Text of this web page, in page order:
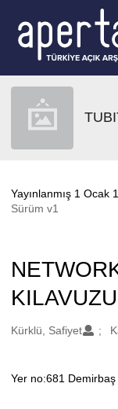
Yayınlanmış 1 Ocak
Sürüm v1
KILAVUZU
Oluşturanlar
Kürklü, Safiyet
Açıklama
Yer no:681 Demirbaş